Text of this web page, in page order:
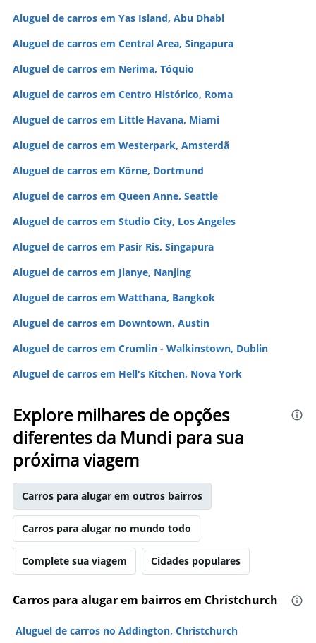
Aluguel de carros em Yas Island, Abu Dhabi
Aluguel de carros em Central Area, Singapura
Aluguel de carros em Nerima, Tóquio
Aluguel de carros em Centro Histórico, Roma
Aluguel de carros em Little Havana, Miami
Aluguel de carros em Westerpark, Amsterdã
Aluguel de carros em Körne, Dortmund
Aluguel de carros em Queen Anne, Seattle
Aluguel de carros em Studio City, Los Angeles
Aluguel de carros em Pasir Ris, Singapura
Aluguel de carros em Jianye, Nanjing
Aluguel de carros em Watthana, Bangkok
Aluguel de carros em Downtown, Austin
Aluguel de carros em Crumlin - Walkinstown, Dublin
Aluguel de carros em Hell's Kitchen, Nova York
Explore milhares de opções
diferentes da Mundi para sua
próxima viagem
Carros para alugar em outros bairros
Carros para alugar no mundo todo
Complete sua viagem Cidades populares
Carros para alugar em bairros em Christchurch
Aluguel de carros no Addington, Christchurch